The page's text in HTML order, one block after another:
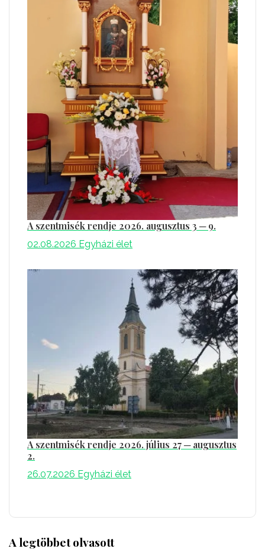
A szentmisék rendje 2026. augusztus 3 ─ 9.
02.08.2026 Egyházi élet
A szentmisék rendje 2026. július 27 ─ augusztus
2.
26.07.2026 Egyházi élet
A legtöbbet olvasott